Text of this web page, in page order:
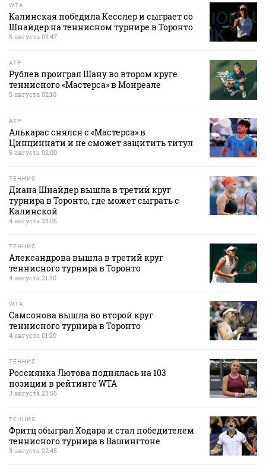
WTA
Калинская победила Кесслер и сыграет со
Шнайдер на теннисном турнире в Торонто
5 августа 03:47
ATP
Рублев проиграл Шану во втором круге
теннисного «Мастерса» в Монреале
5 августа 02:10
ATP
Алькарас снялся с «Мастерса» в
Цинциннати и не сможет защитить титул
5 августа 02:00
ТЕННИС
Диана Шнайдер вышла в третий круг
турнира в Торонто, где может сыграть с
Калинской
4 августа 23:05
ТЕННИС
Александрова вышла в третий круг
теннисного турнира в Торонто
4 августа 21:30
WTA
Самсонова вышла во второй круг
теннисного турнира в Торонто
4 августа 01:20
ТЕННИС
Россиянка Лютова поднялась на 103
позиции в рейтинге WTA
3 августа 23:55
ТЕННИС
Фритц обыграл Ходара и стал победителем
теннисного турнира в Вашингтоне
3 августа 22:45